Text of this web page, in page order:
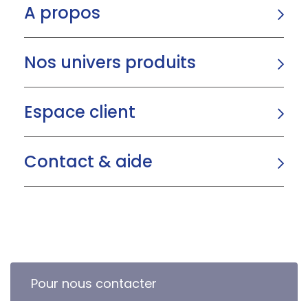
A propos
Nos univers produits
Espace client
Contact & aide
Pour nous contacter